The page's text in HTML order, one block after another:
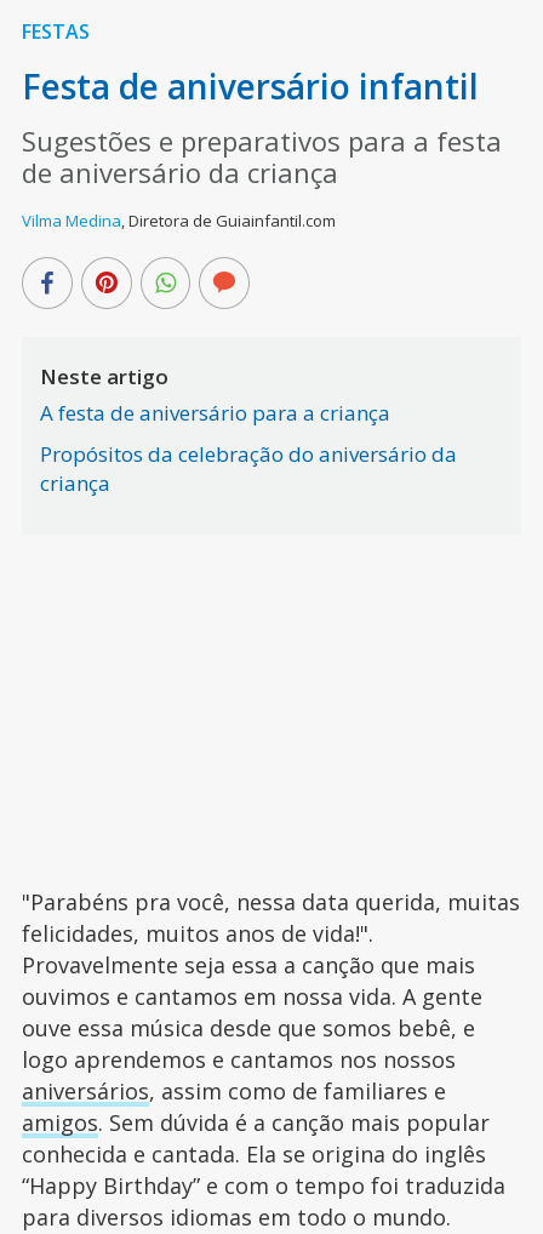
FESTAS
Festa de aniversário infantil
Sugestões e preparativos para a festa
de aniversário da criança
Vilma Medina,Diretora de Guiainfantil.com
Neste artigo
A festa de aniversário para a criança
Propósitos da celebração do aniversário da
criança
"Parabéns pra você, nessa data querida, muitas
felicidades, muitos anos de vida!".
Provavelmente seja essa a canção que mais
ouvimos e cantamos em nossa vida. A gente
ouve essa música desde que somos bebê, e
logo aprendemos e cantamos nos nossos
aniversários, assim como de familiares e
amigos. Sem dúvida é a canção mais popular
conhecida e cantada. Ela se origina do inglês
“Happy Birthday” e com o tempo foi traduzida
para diversos idiomas em todo o mundo.